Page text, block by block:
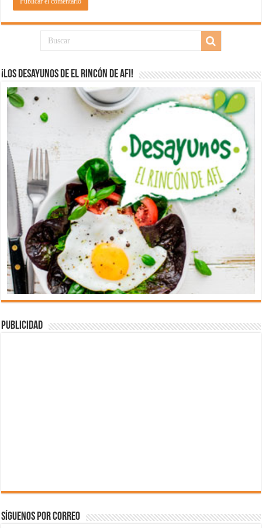
¡Los desayunos de El Rincón de Afi!
Publicidad
Síguenos por correo